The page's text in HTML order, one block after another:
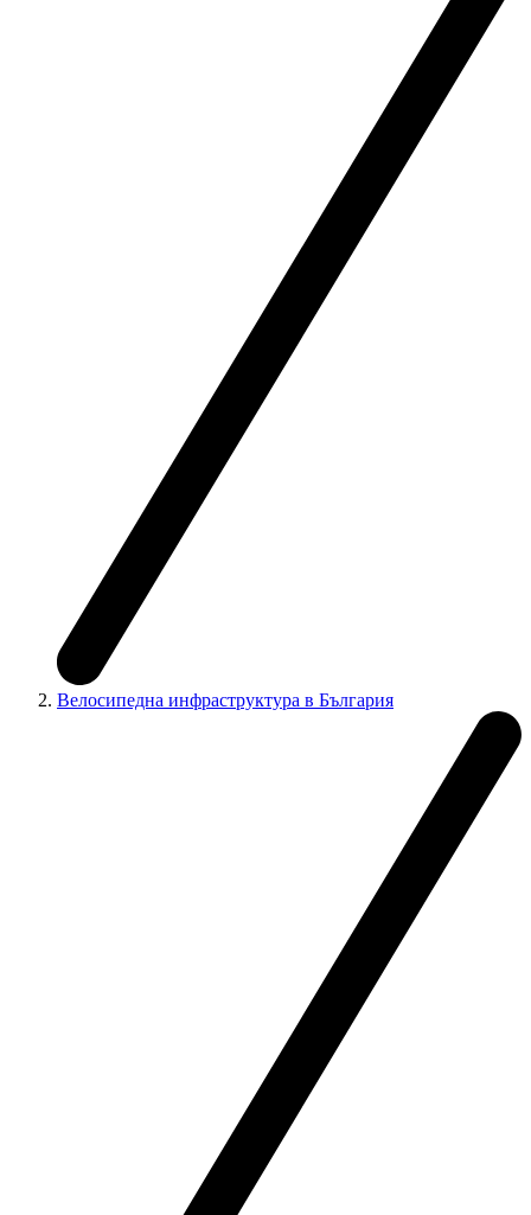
Велосипедна инфраструктура в България